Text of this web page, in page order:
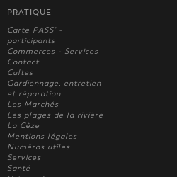
PRATIQUE
Carte PASS' -
participants
Commerces - Services
Contact
Cultes
Gardiennage, entretien
et réparation
Les Marchés
Les plages de la rivière
La Cèze
Mentions légales
Numéros utiles
Services
Santé